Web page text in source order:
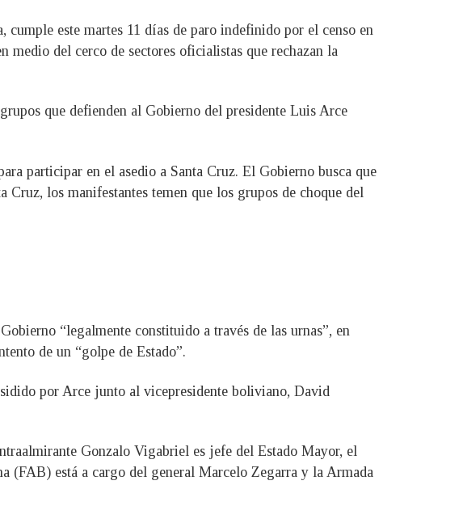
este martes 11 días de paro indefinido por el censo en
medio del cerco de sectores oficialistas que rechazan la
que defienden al Gobierno del presidente Luis Arce
participar en el asedio a Santa Cruz. El Gobierno busca que
los manifestantes temen que los grupos de choque del
“legalmente constituido a través de las urnas”, en
de un “golpe de Estado”.
por Arce junto al vicepresidente boliviano, David
Gonzalo Vigabriel es jefe del Estado Mayor, el
(FAB) está a cargo del general Marcelo Zegarra y la Armada